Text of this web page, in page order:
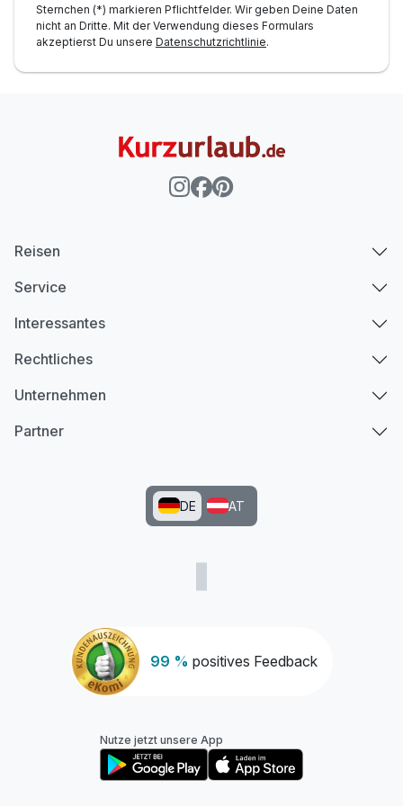
Sternchen (*) markieren Pflichtfelder. Wir geben Deine Daten
nicht an Dritte. Mit der Verwendung dieses Formulars
akzeptierst Du unsere Datenschutzrichtlinie.
99 % positives Feedback
Reisen
Service
Interessantes
Rechtliches
Unternehmen
Partner
DE AT
Nutze jetzt unsere App